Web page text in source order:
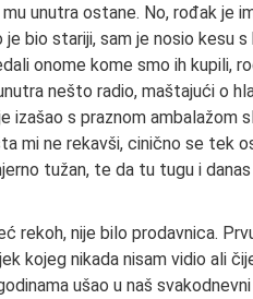
unutra ostane. No, rođak je
je bio stariji, sam je nosio kesu
onome kome smo ih kupili,
nešto radio, maštajući o
izašao s praznom ambalažom
mi ne rekavši, cinično se tek
tužan, te da tu tugu i
rekoh, nije bilo prodavnica.
kojeg nikada nisam vidio ali
ušao u naš